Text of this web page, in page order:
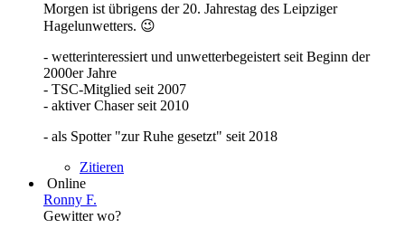
Morgen ist übrigens der 20. Jahrestag des Leipziger
Hagelunwetters. 😉
- wetterinteressiert und unwetterbegeistert seit Beginn der
2000er Jahre
- TSC-Mitglied seit 2007
- aktiver Chaser seit 2010
- als Spotter "zur Ruhe gesetzt" seit 2018
Zitieren
Online
Ronny F.
Gewitter wo?